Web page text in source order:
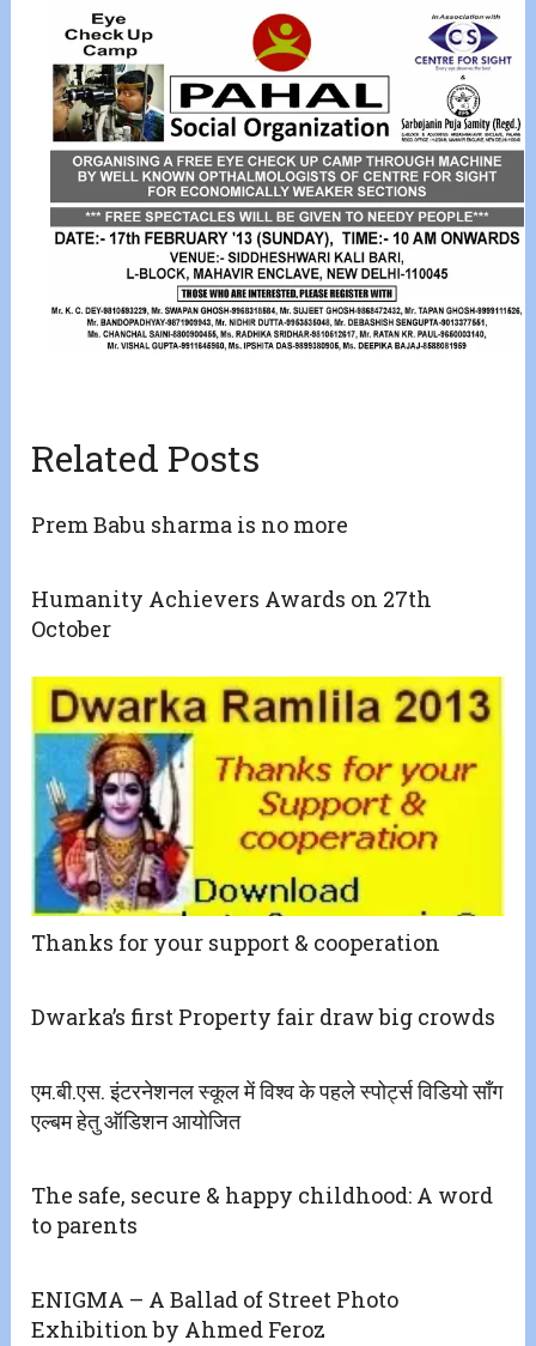
Related Posts
Prem Babu sharma is no more
Humanity Achievers Awards on 27th
October
Thanks for your support & cooperation
Dwarka’s first Property fair draw big crowds
एम.बी.एस. इंटरनेशनल स्कूल में विश्व के पहले स्पोर्ट्स विडियो सॉंग
एल्बम हेतु ऑडिशन आयोजित
The safe, secure & happy childhood: A word
to parents
ENIGMA – A Ballad of Street Photo
Exhibition by Ahmed Feroz